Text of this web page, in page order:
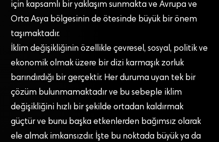
için kapsamlı bir yaklaşım sunmakta ve Avrupa ve
Orta Asya bölgesinin de ötesinde büyük bir önem
taşımaktadır.
İklim değişikliğinin özellikle çevresel, sosyal, politik ve
ekonomik olmak üzere bir dizi karmaşık zorluk
barındırdığı bir gerçektir. Her duruma uyan tek bir
çözüm bulunmamaktadır ve bu sebeple iklim
değişikliğini hızlı bir şekilde ortadan kaldırmak
güçtür ve bunu başka etkenlerden bağımsız olarak
ele almak imkansızdır. İşte bu noktada büyük ya da